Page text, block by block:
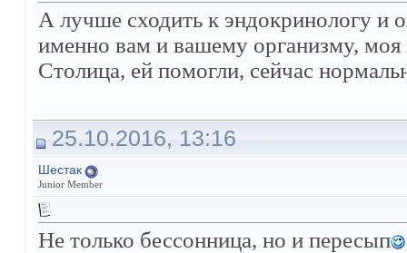
А лучше сходить к эндокринологу и
именно вам и вашему организму, моя
Столица, ей помогли, сейчас
25.10.2016, 13:16
Шестак
Junior Member
Не только бессонница, но и пересып